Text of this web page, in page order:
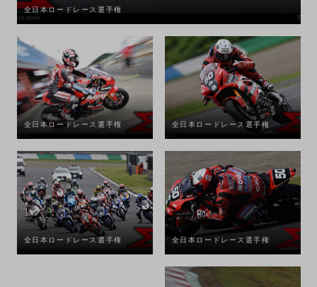
全日本ロードレース選手権
全日本ロードレース選手権 全日本ロードレース選手権
全日本ロードレース選手権 全日本ロードレース選手権